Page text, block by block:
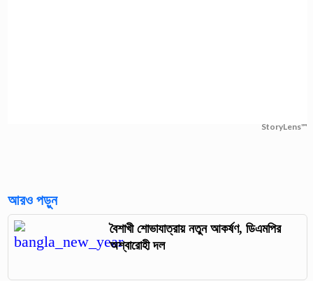
StoryLens™
আরও পড়ুন
বৈশাখী শোভাযাত্রায় নতুন আকর্ষণ, ডিএমপির
অশ্বারোহী দল